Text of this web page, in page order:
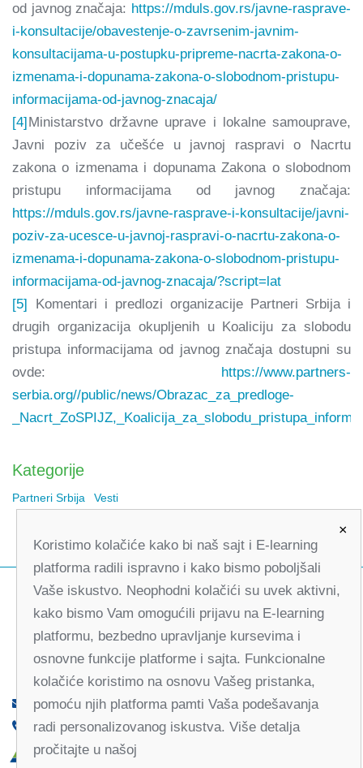
od javnog značaja: https://mduls.gov.rs/javne-rasprave-
i-konsultacije/obavestenje-o-zavrsenim-javnim-
konsultacijama-u-postupku-pripreme-nacrta-zakona-o-
izmenama-i-dopunama-zakona-o-slobodnom-pristupu-
informacijama-od-javnog-znacaja/
[4]Ministarstvo državne uprave i lokalne samouprave,
Javni poziv za učešće u javnoj raspravi o Nacrtu
zakona o izmenama i dopunama Zakona o slobodnom
pristupu informacijama od javnog značaja:
https://mduls.gov.rs/javne-rasprave-i-konsultacije/javni-
poziv-za-ucesce-u-javnoj-raspravi-o-nacrtu-zakona-o-
izmenama-i-dopunama-zakona-o-slobodnom-pristupu-
informacijama-od-javnog-znacaja/?script=lat
[5]
Komentari i predlozi organizacije Partneri Srbija i
drugih organizacija okupljenih u Koaliciju za slobodu
pristupa informacijama od javnog značaja dostupni su
ovde: https://www.partners-
serbia.org//public/news/Obrazac_za_predloge-
Kategorije
Partneri Srbija Vesti
office@partners-serbia.org
(+381 11) 32 31 551, (+381 11) 32 31 552
Kralja Milana 10, 11000 Beograd, Srbija
×
Koristimo kolačiće kako bi naš sajt i E-learning
platforma radili ispravno i kako bismo poboljšali
Vaše iskustvo. Neophodni kolačići su uvek aktivni,
kako bismo Vam omogućili prijavu na E-learning
platformu, bezbedno upravljanje kursevima i
osnovne funkcije platforme i sajta. Funkcionalne
kolačiće koristimo na osnovu Vašeg pristanka,
pomoću njih platforma pamti Vaša podešavanja
radi personalizovanog iskustva. Više detalja
pročitajte u našoj